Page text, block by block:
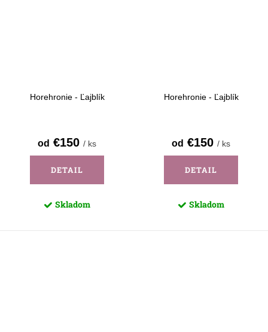
Horehronie - Ľajblík
od €150 / ks
DETAIL
Skladom
Horehronie - Ľajblík
od €150 / ks
DETAIL
Skladom